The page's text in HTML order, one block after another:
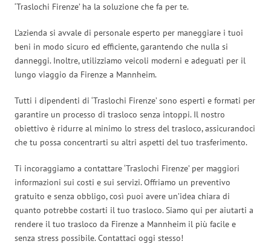
‘Traslochi Firenze’ ha la soluzione che fa per te.
L’azienda si avvale di personale esperto per maneggiare i tuoi
beni in modo sicuro ed efficiente, garantendo che nulla si
danneggi. Inoltre, utilizziamo veicoli moderni e adeguati per il
lungo viaggio da Firenze a Mannheim.
Tutti i dipendenti di ‘Traslochi Firenze’ sono esperti e formati per
garantire un processo di trasloco senza intoppi. Il nostro
obiettivo è ridurre al minimo lo stress del trasloco, assicurandoci
che tu possa concentrarti su altri aspetti del tuo trasferimento.
Ti incoraggiamo a contattare ‘Traslochi Firenze’ per maggiori
informazioni sui costi e sui servizi. Offriamo un preventivo
gratuito e senza obbligo, così puoi avere un’idea chiara di
quanto potrebbe costarti il tuo trasloco. Siamo qui per aiutarti a
rendere il tuo trasloco da Firenze a Mannheim il più facile e
senza stress possibile. Contattaci oggi stesso!